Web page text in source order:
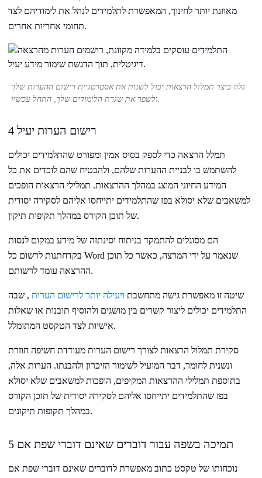
מאוזנת יותר לחינוך, המאפשרת לתלמידים לנהל את לימודיהם לצד
תחומי אחריות אחרים.
גלה כיצד תמלול הרצאות יכול לשנות את אסטרטגיית רישום ההערות שלך
ולשפר את שגרת הלימודים שלך, התחל עכשיו.
4 רישום הערות יעיל
תמלל הרצאה כדי לספק בסיס אמין ומפורט שהתלמידים יכולים
להשתמש בו לבניית ההערות שלהם, ולהבטיח שהם לוכדים את כל
המידע החיוני המוצג במהלך ההרצאות. תמלילי הרצאות הופכים
למשאבים שלא יסולא בפז שהתלמידים יתייחסו אליהם לסקירה יסודית
של תוכן הקורס במהלך תקופות תיקון.
הם מסוגלים להתמקד בניתוח וסינתזה של מידע במקום לנסות
בקדחתנות לרשום כל Word שנאמר על ידי המרצה, כאשר כל תוכן
ההרצאה עומד לרשותם.
שיטה זו מאפשרת גישה מתחשבת ויעילה יותר לרישום הערות , שבה
התלמידים יכולים ליצור קשרים בין מושגים ולהוסיף תובנות או שאלות
אישיות לצד הטקסט המתומלל.
סקירת תמלול הרצאות לצורך רישום הערות מעודדת חשיפה חוזרת
ונשנית לחומר, דבר המועיל לשימור הזיכרון ולהבנתו. הערות אלה,
בתוספת תמלילי ההרצאות המקיפים, הופכות למשאבים שלא יסולא
בפז שהתלמידים יתייחסו אליהם לסקירה יסודית של תוכן הקורס
במהלך תקופות תיקונים.
5 תמיכה בשפה עבור דוברים שאינם דוברי שפת אם
נוכחותו של טקסט כתוב מאפשרת לדוברים שאינם דוברי שפת אם